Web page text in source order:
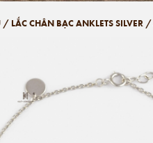
/ LẮC CHÂN BẠC ANKLETS SILVER /